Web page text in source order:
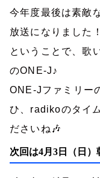
今年度最後は素敵
放送になりました！
ということで、歌
のONE-J♪
ONE-Jファミリー
ひ、 radikoのタイ
ださいね 🎶
次回は4月3日（日）